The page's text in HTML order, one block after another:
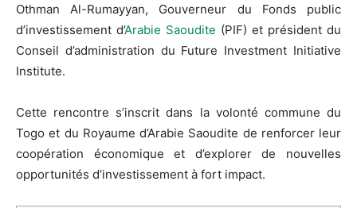
Othman Al-Rumayyan, Gouverneur du Fonds public
d’investissement d’Arabie Saoudite (PIF) et président du
Conseil d’administration du Future Investment Initiative
Institute.
Cette rencontre s’inscrit dans la volonté commune du
Togo et du Royaume d’Arabie Saoudite de renforcer leur
coopération économique et d’explorer de nouvelles
opportunités d’investissement à fort impact.